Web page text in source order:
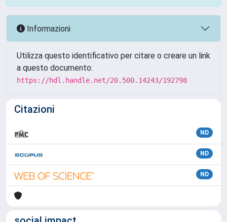
Informazioni
Utilizza questo identificativo per citare o creare un link
a questo documento:
https://hdl.handle.net/20.500.14243/192798
Citazioni
ND
ND
ND